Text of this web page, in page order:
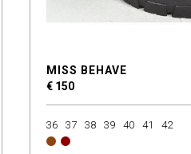
MISS BEHAVE
€ 150
36 37 38 39 40 41 42